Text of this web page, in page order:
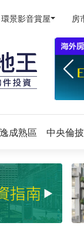
環景影音賞屋 房
成熟區 中央倫